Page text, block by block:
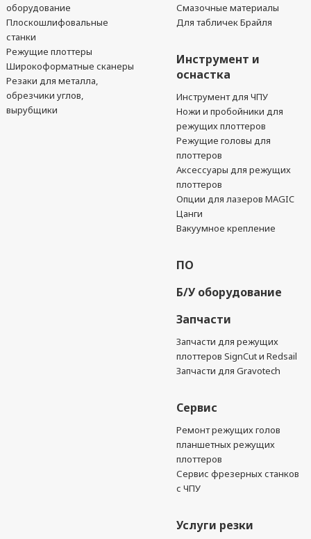
оборудование
Плоскошлифовальные
станки
Режущие плоттеры
Широкоформатные сканеры
Резаки для металла,
обрезчики углов,
вырубщики
Смазочные материалы
Для табличек Брайля
Инструмент и
оснастка
Инструмент для ЧПУ
Ножи и пробойники для
режущих плоттеров
Режущие головы для
плоттеров
Аксессуары для режущих
плоттеров
Опции для лазеров MAGIC
Цанги
Вакуумное крепление
ПО
Б/У оборудование
Запчасти
Запчасти для режущих
плоттеров SignCut и Redsail
Запчасти для Gravotech
Сервис
Ремонт режущих голов
планшетных режущих
плоттеров
Сервис фрезерных станков
с ЧПУ
Услуги резки